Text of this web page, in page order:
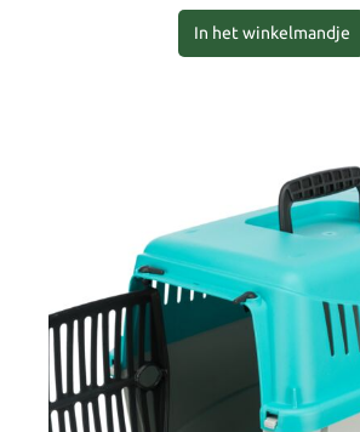
In het winkelmandje